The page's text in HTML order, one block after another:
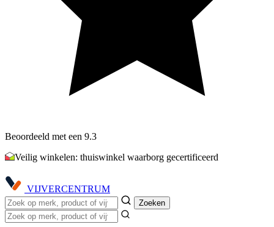
Beoordeeld met een 9.3
Veilig winkelen: thuiswinkel waarborg gecertificeerd
VIJVERCENTRUM
Zoeken